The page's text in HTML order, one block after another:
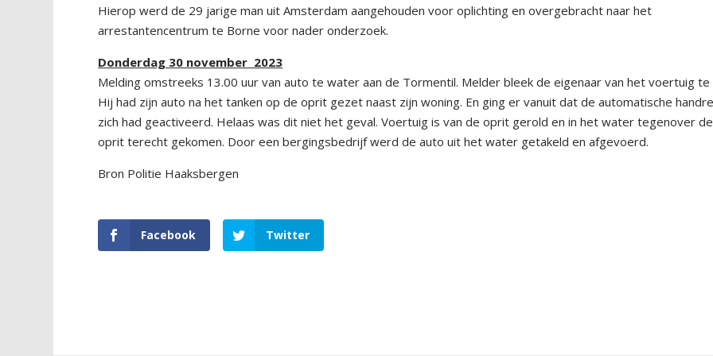
Hierop werd de 29 jarige man uit Amsterdam aangehouden voor oplichting en overgebracht naar het
arrestantencentrum te Borne voor nader onderzoek.
Donderdag 30 november 2023
Melding omstreeks 13.00 uur van auto te water aan de Tormentil. Melder bleek de eigenaar van het voertuig te
Hij had zijn auto na het tanken op de oprit gezet naast zijn woning. En ging er vanuit dat de automatische
zich had geactiveerd. Helaas was dit niet het geval. Voertuig is van de oprit gerold en in het water tegenover de
oprit terecht gekomen. Door een bergingsbedrijf werd de auto uit het water getakeld en afgevoerd.
Bron Politie Haaksbergen
Facebook Twitter